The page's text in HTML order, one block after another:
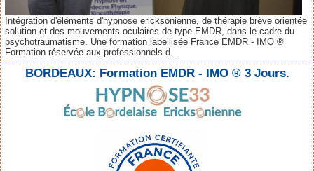
Intégration d'éléments d'hypnose ericksonienne, de thérapie brève orientée
solution et des mouvements oculaires de type EMDR, dans le cadre du
psychotraumatisme. Une formation labellisée France EMDR - IMO ®
Formation réservée aux professionnels d...
BORDEAUX: Formation EMDR - IMO ® 3 Jours.